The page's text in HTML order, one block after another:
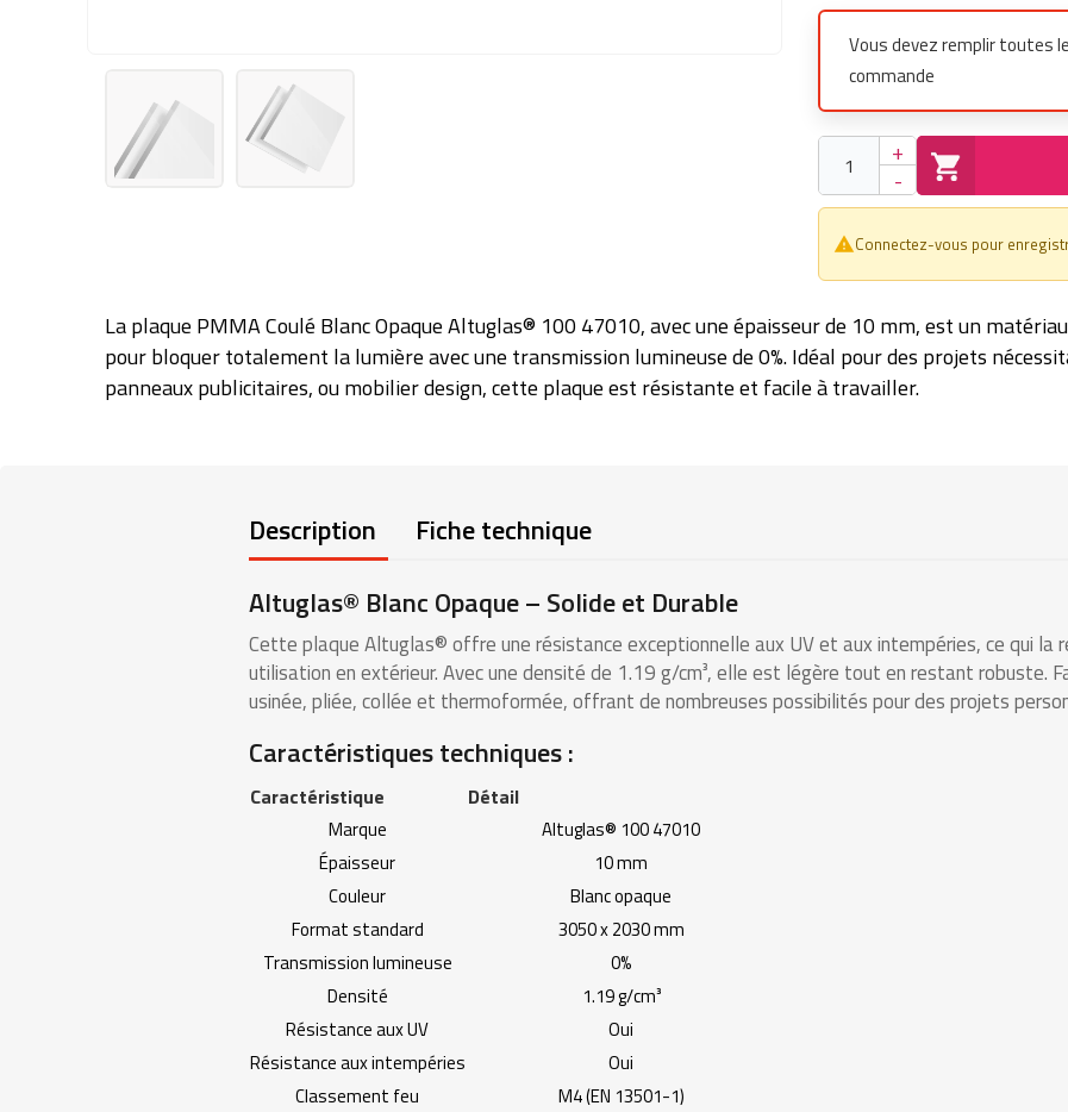
Vous devez remplir toutes
commande
+
-
warning_amber
Connectez-vous pour
La plaque PMMA Coulé Blanc Opaque Altuglas® 100 47010, avec une épaisseur de 10 mm, est un
pour bloquer totalement la lumière avec une transmission lumineuse de 0%. Idéal pour des projets
panneaux publicitaires, ou mobilier design, cette plaque est résistante et facile à travailler.
Description
Fiche technique
Altuglas® Blanc Opaque – Solide et Durable
Cette plaque Altuglas® offre une résistance exceptionnelle aux UV et aux intempéries, ce qui la
utilisation en extérieur. Avec une densité de 1.19 g/cm³, elle est légère tout en restant robuste.
usinée, pliée, collée et thermoformée, offrant de nombreuses possibilités pour des projets
Caractéristiques techniques :
Caractéristique Détail
Marque
Altuglas® 100 47010
Épaisseur
10 mm
Couleur
Blanc opaque
Format standard
3050 x 2030 mm
Transmission lumineuse
0%
Densité
1.19 g/cm³
Résistance aux UV
Oui
Résistance aux intempéries
Oui
Classement feu
M4 (EN 13501-1)